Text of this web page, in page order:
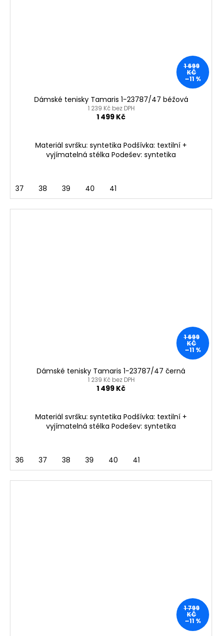
1 699
KČ
–11 %
Dámské tenisky Tamaris 1-23787/47 béžová
1 239 Kč bez DPH
1 499 Kč
Materiál svršku: syntetika Podšívka: textilní +
vyjímatelná stélka Podešev: syntetika
37 38 39 40 41
1 699
KČ
–11 %
Dámské tenisky Tamaris 1-23787/47 černá
1 239 Kč bez DPH
1 499 Kč
Materiál svršku: syntetika Podšívka: textilní +
vyjímatelná stélka Podešev: syntetika
36 37 38 39 40 41
1 799
KČ
–11 %